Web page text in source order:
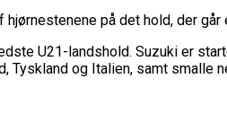
på det hold, der
U21-landshold. Suzuki er
og Italien, samt smalle